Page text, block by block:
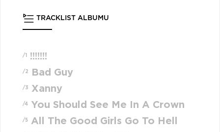
TRACKLIST ALBUMU
/1 !!!!!!!
/2 Bad Guy
/3 Xanny
/4 You Should See Me In A Crown
/5 All The Good Girls Go To Hell